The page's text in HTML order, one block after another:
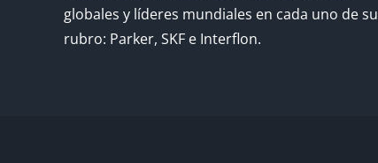
globales y líderes mundiales en cada uno de
rubro: Parker, SKF e Interflon.